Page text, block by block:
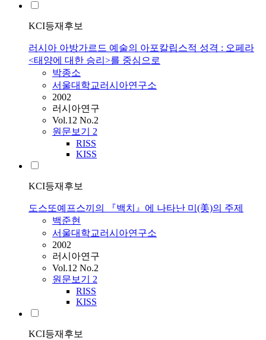
KCI등재후보
러시아 아방가르드 예술의 아포칼립스적 성격 : 오페라
<태양에 대한 승리>를 중심으로
박종소
서울대학교러시아연구소
2002
러시아연구
Vol.12 No.2
원문보기 2
RISS
KISS
KCI등재후보
도스또예프스끼의 『백치』에 나타난 미(美)의 주제
백준현
서울대학교러시아연구소
2002
러시아연구
Vol.12 No.2
원문보기 2
RISS
KISS
KCI등재후보